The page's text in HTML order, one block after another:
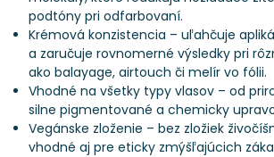
podtóny pri odfarbovaní.
Krémová konzistencia – uľahčuje
a zaručuje rovnomerné výsledky pri
ako balayage, airtouch či melír vo fólii.
Vhodné na všetky typy vlasov – od
silne pigmentované a chemicky
Vegánske zloženie – bez zložiek
vhodné aj pre eticky zmýšľajúcich